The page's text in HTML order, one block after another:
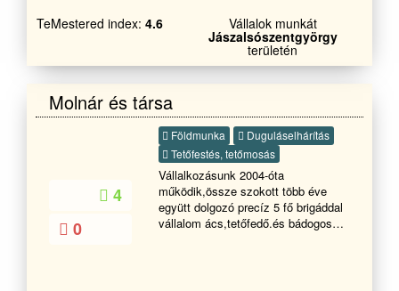
járó szükséges munkálatokat. -
Garázsok és egyéb melléképületek
építését. -Pergolák,pavilonok
gyártását. - Fűvágás bozott irtást
,terprendezés, fűmagozást
,gyepesítést) - Ereszcsatorna
takaritást !!!!!!!
TeMestered index: 4.6 Vállalok munkát
Jászalsószentgyörgy
területén
Molnár és társa
4
0
Földmunka
Duguláselhárítás
Tetőfestés, tetőmosás
Vállalkozásunk 2004-óta
működik,össze szokott több éve
együtt dolgozó precíz 5 fő brigáddal
vállalom ács,tetőfedő.és bádogos